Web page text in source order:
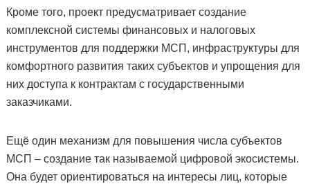
Кроме того, проект предусматривает создание
комплексной системы финансовых и налоговых
инструментов для поддержки МСП, инфраструктуры для
комфортного развития таких субъектов и упрощения для
них доступа к контрактам с государственными
заказчиками.
Ещё один механизм для повышения числа субъектов
МСП – создание так называемой цифровой экосистемы.
Она будет ориентироваться на интересы лиц, которые